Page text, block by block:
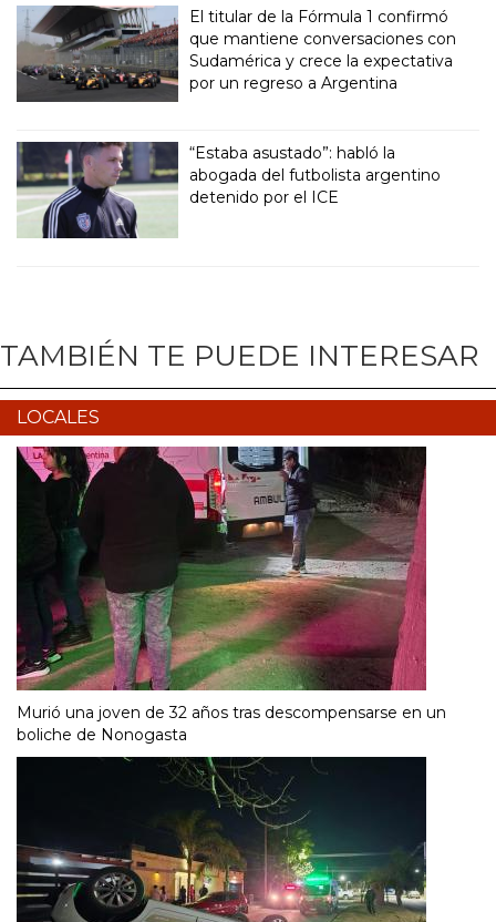
El titular de la Fórmula 1 confirmó
que mantiene conversaciones con
Sudamérica y crece la expectativa
por un regreso a Argentina
“Estaba asustado”: habló la
abogada del futbolista argentino
detenido por el ICE
TAMBIÉN TE PUEDE INTERESAR
LOCALES
Murió una joven de 32 años tras descompensarse en un
boliche de Nonogasta